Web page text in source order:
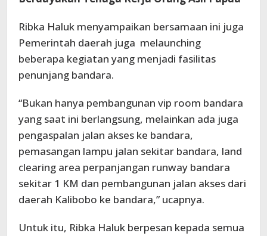
Ribka Haluk menyampaikan bersamaan ini juga
Pemerintah daerah juga melaunching
beberapa kegiatan yang menjadi fasilitas
penunjang bandara.
“Bukan hanya pembangunan vip room bandara
yang saat ini berlangsung, melainkan ada juga
pengaspalan jalan akses ke bandara,
pemasangan lampu jalan sekitar bandara, land
clearing area perpanjangan runway bandara
sekitar 1 KM dan pembangunan jalan akses dari
daerah Kalibobo ke bandara,” ucapnya.
Untuk itu, Ribka Haluk berpesan kepada semua